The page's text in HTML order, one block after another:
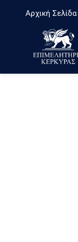
Αρχική Σελίδα